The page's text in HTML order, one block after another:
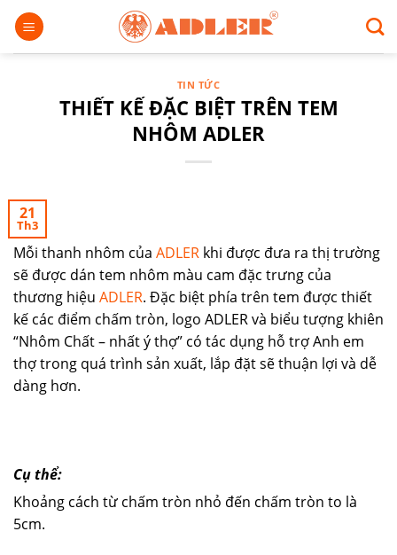
Chuyển
đến
nội
TIN TỨC
THIẾT KẾ ĐẶC BIỆT TRÊN TEM
NHÔM ADLER
21
Th3
Mỗi thanh nhôm của ADLER khi được đưa ra thị trường
sẽ được dán tem nhôm màu cam đặc trưng của
thương hiệu ADLER. Đặc biệt phía trên tem được thiết
kế các điểm chấm tròn, logo ADLER và biểu tượng khiên
“Nhôm Chất – nhất ý thợ” có tác dụng hỗ trợ Anh em
thợ trong quá trình sản xuất, lắp đặt sẽ thuận lợi và dễ
dàng hơn.
Cụ thể:
Khoảng cách từ chấm tròn nhỏ đến chấm tròn to là
5cm.